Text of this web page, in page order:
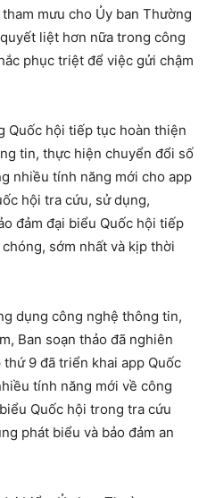
mưu cho Ủy ban Thường
liệt hơn nữa trong công
phục triệt để việc gửi chậm
Quốc hội tiếp tục hoàn thiện
tin, thực hiện chuyển đổi số
nhiều tính năng mới cho app
hội tra cứu, sử dụng,
đảm đại biểu Quốc hội tiếp
sớm nhất và kịp thời
dụng công nghệ thông tin,
Ban soạn thảo đã nghiên
9 đã triển khai app Quốc
tính năng mới về công
Quốc hội trong tra cứu
phát biểu và bảo đảm an